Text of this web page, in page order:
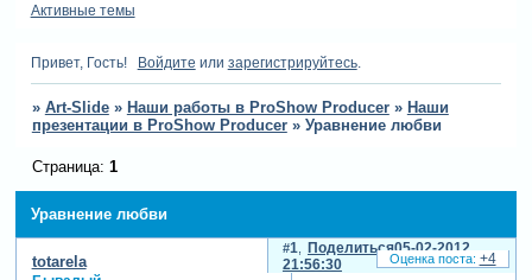
Активные темы
Привет, Гость! Войдите или зарегистрируйтесь.
» Art-Slide » Наши работы в ProShow Producer » Наши
презентации в ProShow Producer » Уравнение любви
Уравнение любви
Страница: 1
Поделиться
1
05-02-2012
21:56:30
totarela +4